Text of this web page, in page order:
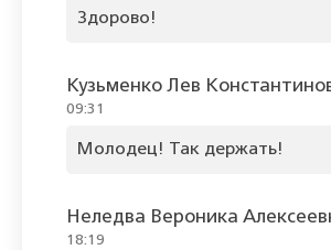
Здорово!
Кузьменко Лев
09:31
Молодец! Так держать!
Неледва Вероника
18:19